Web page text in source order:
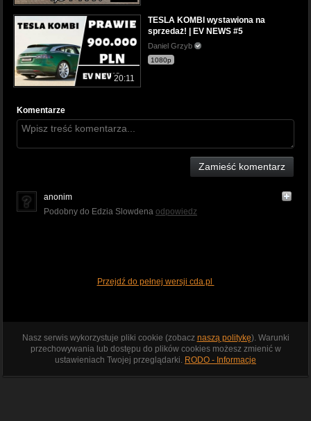
20:11
TESLA KOMBI wystawiona na
sprzedaż! | EV NEWS #5
Daniel Grzyb
1080p
Komentarze
Zamieść komentarz
anonim
Podobny do Edzia Slowdena odpowiedz
Przejdź do pełnej wersji cda.pl
Nasz serwis wykorzystuje pliki cookie (zobacz naszą politykę). Warunki
przechowywania lub dostępu do plików cookies możesz zmienić w
ustawieniach Twojej przeglądarki. RODO - Informacje